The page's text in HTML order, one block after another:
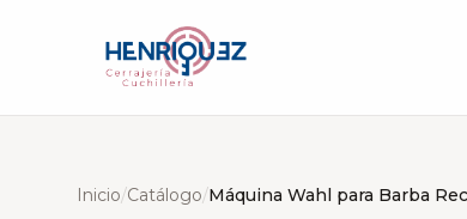
Inicio/Catálogo/Máquina Wahl para Barba